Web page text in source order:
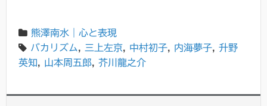
熊澤南水｜心と表現
バカリズム, 三上左京, 中村初子, 内海夢子, 升野
英知, 山本周五郎, 芥川龍之介